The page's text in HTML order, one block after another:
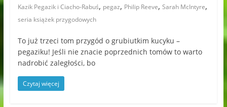
Kazik Pegazik i Ciacho-Rabuś, pegaz, Philip Reeve, Sarah McIntyre,
seria książek przygodowych
To już trzeci tom przygód o grubiutkim kucyku –
pegaziku! Jeśli nie znacie poprzednich tomów to warto
nadrobić zaległości, bo
Czytaj więcej